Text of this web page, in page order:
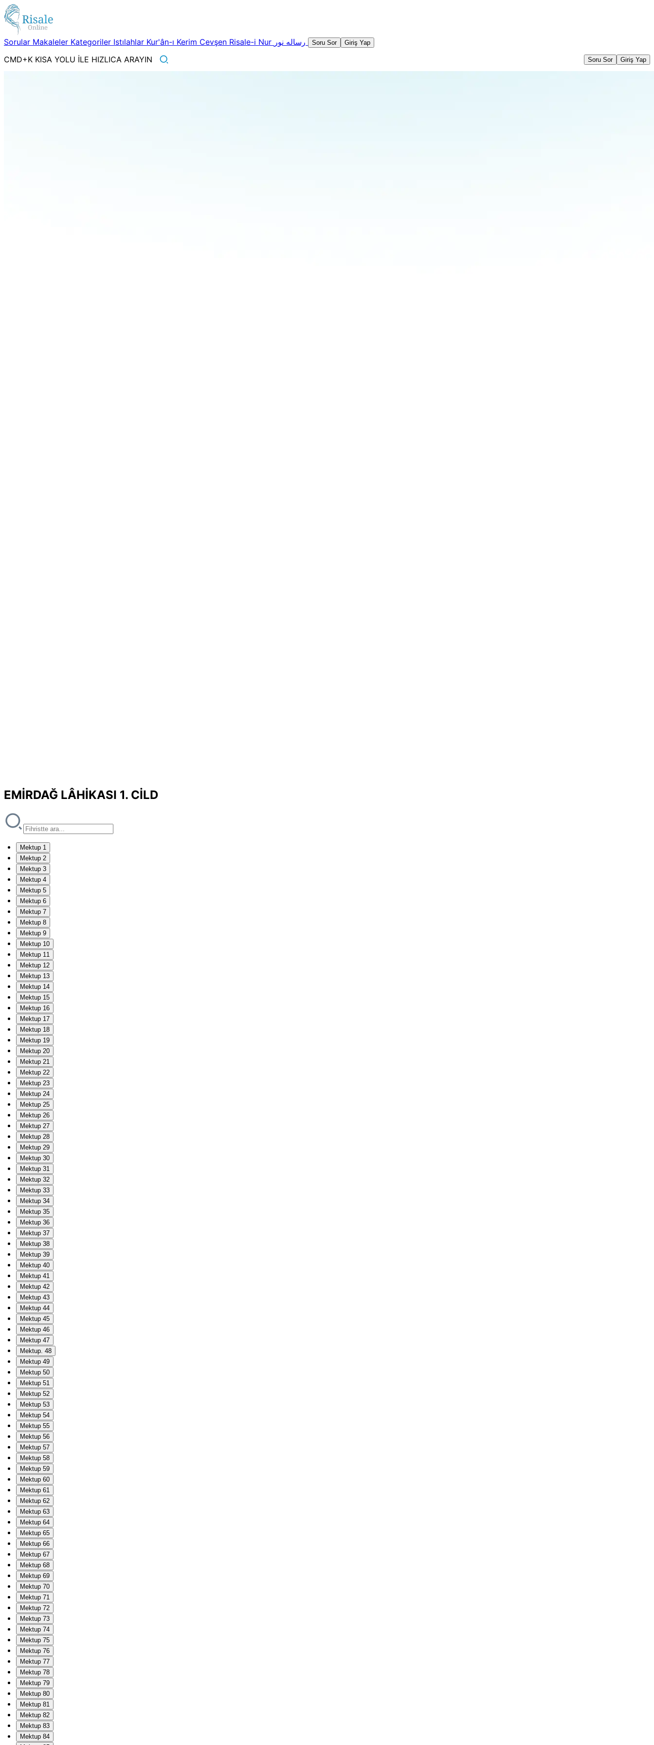
Sorular Makaleler Kategoriler Istılahlar Kur'ân-ı Kerim Cevşen Risale-i Nur Soru Sor Giriş Yap
CMD+K KISA YOLU İLE HIZLICA ARAYIN Soru Sor Giriş Yap
EMİRDAĞ LÂHİKASI 1. CİLD
Mektup 1
Mektup 2
Mektup 3
Mektup 4
Mektup 5
Mektup 6
Mektup 7
Mektup 8
Mektup 9
Mektup 10
Mektup 11
Mektup 12
Mektup 13
Mektup 14
Mektup 15
Mektup 16
Mektup 17
Mektup 18
Mektup 19
Mektup 20
Mektup 21
Mektup 22
Mektup 23
Mektup 24
Mektup 25
Mektup 26
Mektup 27
Mektup 28
Mektup 29
Mektup 30
Mektup 31
Mektup 32
Mektup 33
Mektup 34
Mektup 35
Mektup 36
Mektup 37
Mektup 38
Mektup 39
Mektup 40
Mektup 41
Mektup 42
Mektup 43
Mektup 44
Mektup 45
Mektup 46
Mektup 47
Mektup. 48
Mektup 49
Mektup 50
Mektup 51
Mektup 52
Mektup 53
Mektup 54
Mektup 55
Mektup 56
Mektup 57
Mektup 58
Mektup 59
Mektup 60
Mektup 61
Mektup 62
Mektup 63
Mektup 64
Mektup 65
Mektup 66
Mektup 67
Mektup 68
Mektup 69
Mektup 70
Mektup 71
Mektup 72
Mektup 73
Mektup 74
Mektup 75
Mektup 76
Mektup 77
Mektup 78
Mektup 79
Mektup 80
Mektup 81
Mektup 82
Mektup 83
Mektup 84